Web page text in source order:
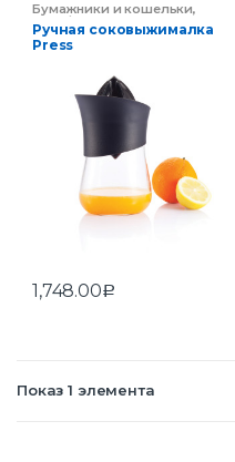
Бумажники и кошельки,
Портфели и сумки
Ручная соковыжималка
Press
1,748.00Р
Показ 1 элемента